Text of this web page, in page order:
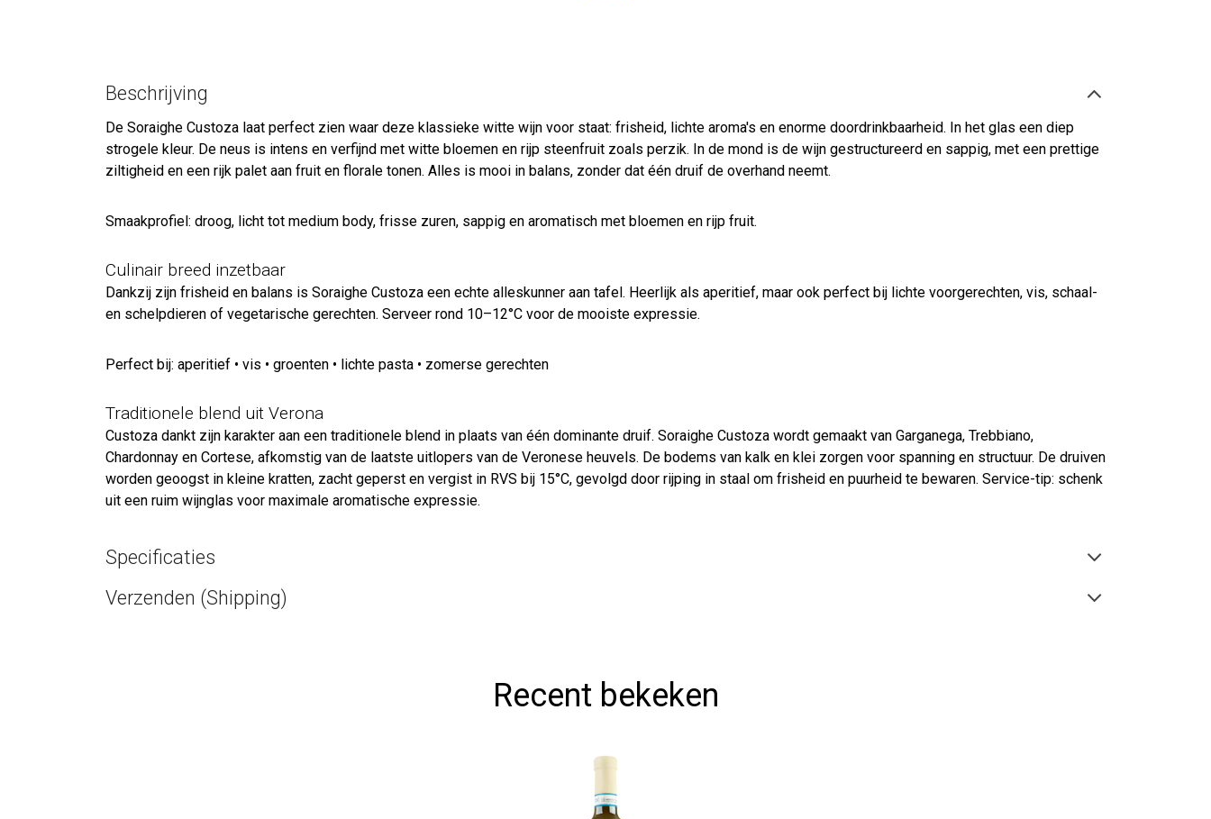
Beschrijving
De Soraighe Custoza laat perfect zien waar deze klassieke witte wijn voor staat: frisheid, lichte aroma's en enorme doordrinkbaarheid. In het glas een diep
strogele kleur. De neus is intens en verfijnd met witte bloemen en rijp steenfruit zoals perzik. In de mond is de wijn gestructureerd en sappig, met een prettige
ziltigheid en een rijk palet aan fruit en florale tonen. Alles is mooi in balans, zonder dat één druif de overhand neemt.
Smaakprofiel: droog, licht tot medium body, frisse zuren, sappig en aromatisch met bloemen en rijp fruit.
Culinair breed inzetbaar
Dankzij zijn frisheid en balans is Soraighe Custoza een echte alleskunner aan tafel. Heerlijk als aperitief, maar ook perfect bij lichte voorgerechten, vis, schaal-
en schelpdieren of vegetarische gerechten. Serveer rond 10–12°C voor de mooiste expressie.
Perfect bij: aperitief • vis • groenten • lichte pasta • zomerse gerechten
Traditionele blend uit Verona
Custoza dankt zijn karakter aan een traditionele blend in plaats van één dominante druif. Soraighe Custoza wordt gemaakt van Garganega, Trebbiano,
Chardonnay en Cortese, afkomstig van de laatste uitlopers van de Veronese heuvels. De bodems van kalk en klei zorgen voor spanning en structuur. De druiven
worden geoogst in kleine kratten, zacht geperst en vergist in RVS bij 15°C, gevolgd door rijping in staal om frisheid en puurheid te bewaren. Service-tip: schenk
uit een ruim wijnglas voor maximale aromatische expressie.
Specificaties
Verzenden (Shipping)
Recent bekeken